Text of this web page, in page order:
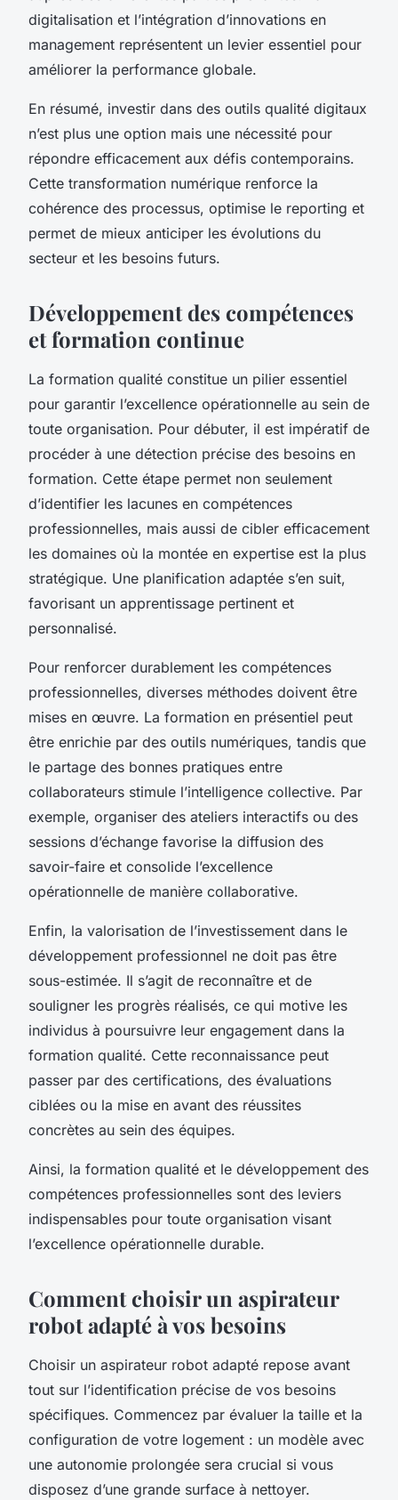
digitalisation et l’intégration d’innovations en
management représentent un levier essentiel pour
améliorer la performance globale.
En résumé, investir dans des outils qualité digitaux
n’est plus une option mais une nécessité pour
répondre efficacement aux défis contemporains.
Cette transformation numérique renforce la
cohérence des processus, optimise le reporting et
permet de mieux anticiper les évolutions du
secteur et les besoins futurs.
Développement des compétences
et formation continue
La formation qualité constitue un pilier essentiel
pour garantir l’excellence opérationnelle au sein de
toute organisation. Pour débuter, il est impératif de
procéder à une détection précise des besoins en
formation. Cette étape permet non seulement
d’identifier les lacunes en compétences
professionnelles, mais aussi de cibler efficacement
les domaines où la montée en expertise est la plus
stratégique. Une planification adaptée s’en suit,
favorisant un apprentissage pertinent et
personnalisé.
Pour renforcer durablement les compétences
professionnelles, diverses méthodes doivent être
mises en œuvre. La formation en présentiel peut
être enrichie par des outils numériques, tandis que
le partage des bonnes pratiques entre
collaborateurs stimule l’intelligence collective. Par
exemple, organiser des ateliers interactifs ou des
sessions d’échange favorise la diffusion des
savoir-faire et consolide l’excellence
opérationnelle de manière collaborative.
Enfin, la valorisation de l’investissement dans le
développement professionnel ne doit pas être
sous-estimée. Il s’agit de reconnaître et de
souligner les progrès réalisés, ce qui motive les
individus à poursuivre leur engagement dans la
formation qualité. Cette reconnaissance peut
passer par des certifications, des évaluations
ciblées ou la mise en avant des réussites
concrètes au sein des équipes.
Ainsi, la formation qualité et le développement des
compétences professionnelles sont des leviers
indispensables pour toute organisation visant
l’excellence opérationnelle durable.
Comment choisir un aspirateur
robot adapté à vos besoins
Choisir un aspirateur robot adapté repose avant
tout sur l’identification précise de vos besoins
spécifiques. Commencez par évaluer la taille et la
configuration de votre logement : un modèle avec
une autonomie prolongée sera crucial si vous
disposez d’une grande surface à nettoyer.